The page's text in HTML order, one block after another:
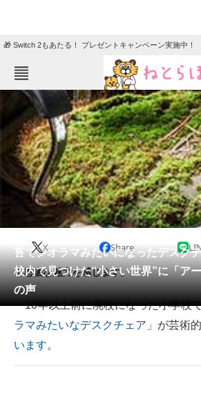
🎁 Switch 2もあたる！ プレゼントキャンペーン実施中！
ねとらぼメニュー
TOP ニュース
エンタメ クイズ
グルメ 地域
住まい 教育・育児
リサーチ
会員記事
メディア
注目記事を集めた総合ページ
ITの今と未来を見通す
スマホと通信の最新トレンド
苔でジオラマみたいになったデスク
校内で見つけた“小さい世界”に「ア
の声
X Share
不思議な魅力を感じます。
10年以上前に廃校になった小学校
ラマみたいなデスクチェア 」が芸術
います。